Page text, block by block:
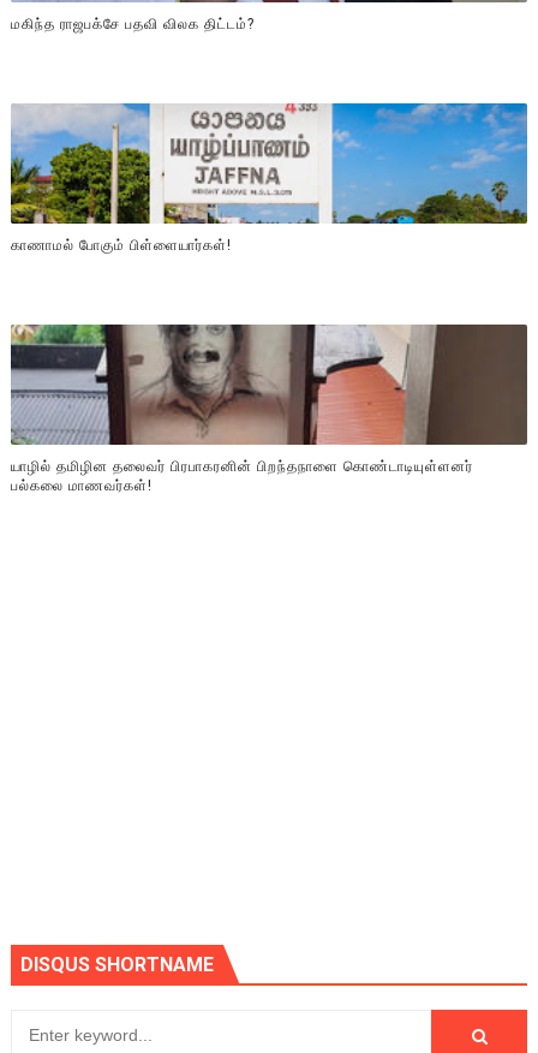
மகிந்த ராஜபக்சே பதவி விலக திட்டம்?
காணாமல் போகும் பிள்ளையார்கள்!
யாழில் தமிழின தலைவர் பிரபாகரனின் பிறந்தநாளை கொண்டாடியுள்ளனர்
பல்கலை மாணவர்கள்!
DISQUS SHORTNAME